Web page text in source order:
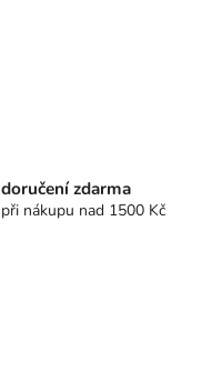
doručení zdarma
při nákupu nad 1500 Kč